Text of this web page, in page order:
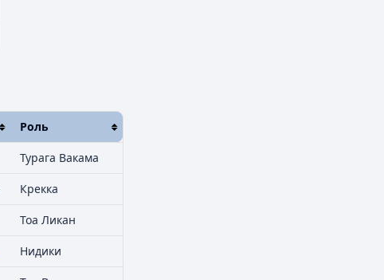
Роль
Турага Вакама
Крекка
Тоа Ликан
Нидики